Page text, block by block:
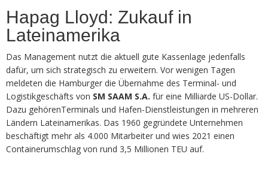
Hapag Lloyd: Zukauf in
Lateinamerika
Das Management nutzt die aktuell gute Kassenlage jedenfalls
dafür, um sich strategisch zu erweitern. Vor wenigen Tagen
meldeten die Hamburger die Übernahme des Terminal- und
Logistikgeschäfts von SM SAAM S.A. für eine Milliarde US-Dollar.
Dazu gehörenTerminals und Hafen-Dienstleistungen in mehreren
Ländern Lateinamerikas. Das 1960 gegründete Unternehmen
beschäftigt mehr als 4.000 Mitarbeiter und wies 2021 einen
Containerumschlag von rund 3,5 Millionen TEU auf.